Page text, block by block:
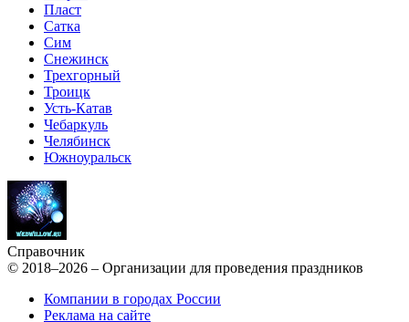
Пласт
Сатка
Сим
Снежинск
Трехгорный
Троицк
Усть-Катав
Чебаркуль
Челябинск
Южноуральск
Справочник
© 2018–2026 – Организации для проведения праздников
Компании в городах России
Реклама на сайте